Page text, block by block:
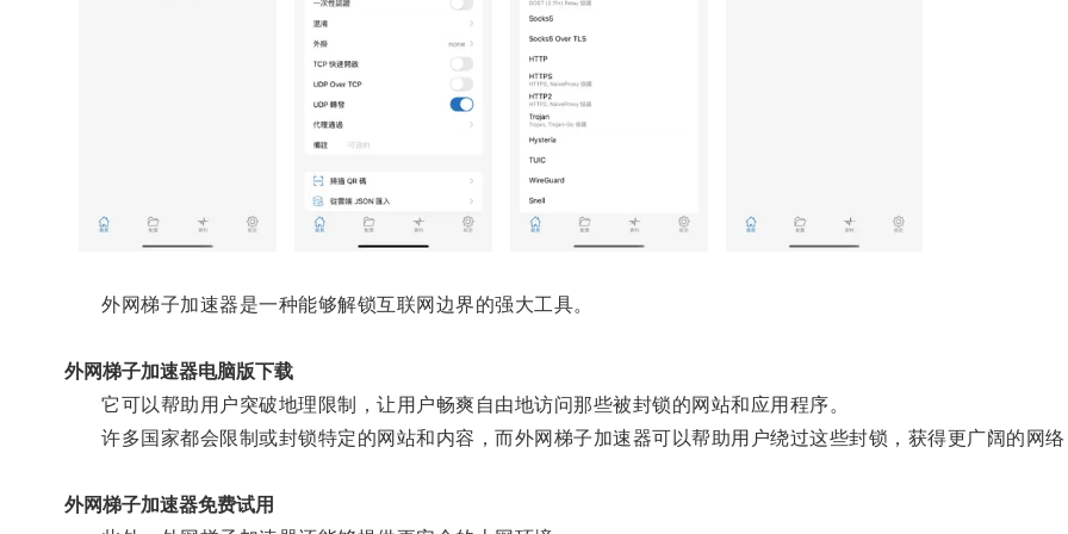
外网梯子加速器是一种能够解锁互联网边界的强大工具。
外网梯子加速器电脑版下载
它可以帮助用户突破地理限制，让用户畅爽自由地访问那些被封锁的网站和应用程序。
许多国家都会限制或封锁特定的网站和内容，而外网梯子加速器可以帮助用户绕过这些封锁，获得更广阔的网
外网梯子加速器免费试用